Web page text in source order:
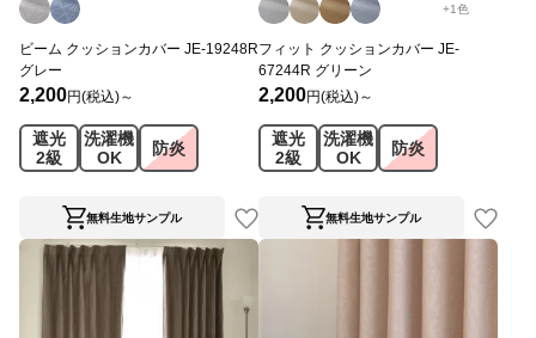
ビーム クッションカバー JE-19248R
グレー
2,200円(税込)～
遮光
2級
洗濯機
OK
防炎
無料生地サンプル
+1色
フィット クッションカバー JE-
67244R グリーン
2,200円(税込)～
遮光
2級
洗濯機
OK
防炎
無料生地サンプル